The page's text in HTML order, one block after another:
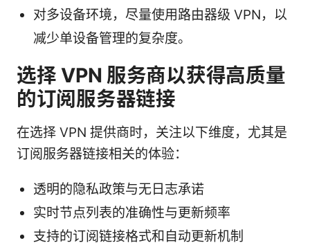
对多设备环境，尽量使用路由器级 VPN，以
减少单设备管理的复杂度。
选择 VPN 服务商以获得高质量
的订阅服务器链接
在选择 VPN 提供商时，关注以下维度，尤其是
订阅服务器链接相关的体验：
透明的隐私政策与无日志承诺
实时节点列表的准确性与更新频率
支持的订阅链接格式和自动更新机制